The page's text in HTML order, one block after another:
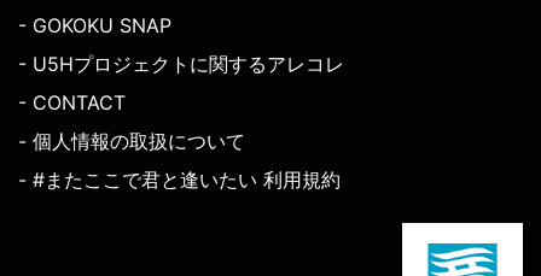
- GOKOKU SNAP
- U5Hプロジェクトに関するアレコレ
- CONTACT
- 個人情報の取扱について
- #またここで君と逢いたい 利用規約